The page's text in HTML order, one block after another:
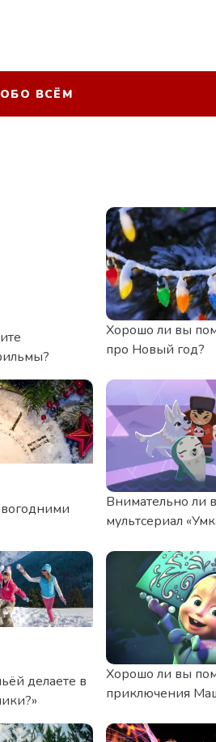
ВСЁМ
Хорошо ли вы
про Новый год?
Внимательно ли
мультсериал
делаете в
Хорошо ли вы
приключения